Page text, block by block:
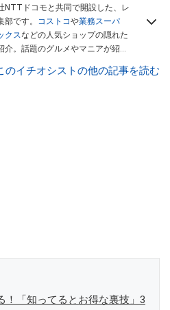
NTTドコモと共同で開設した、レ
です。 コストコや業務スーパ
クスなどの人気ショップの隠れた
。話題のグルメやマニアが紹介
レビューしています。毎日トレン
のイチオシストの他の記事を読む
！「知ってるとお得な裏技」3